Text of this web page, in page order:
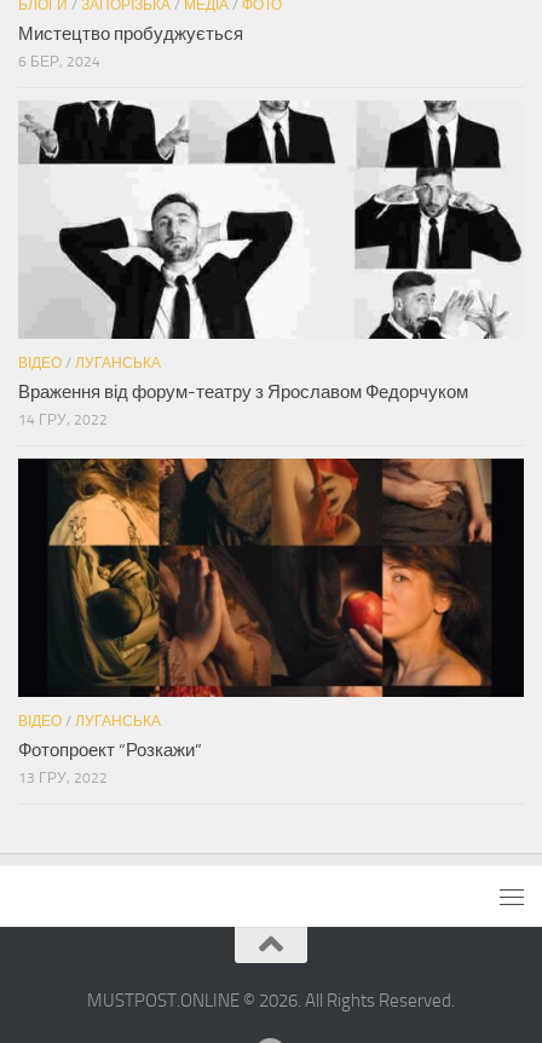
БЛОГИ / ЗАПОРІЗЬКА / МЕДІА / ФОТО
Мистецтво пробуджується
6 БЕР, 2024
ВІДЕО / ЛУГАНСЬКА
Враження від форум-театру з Ярославом Федорчуком
14 ГРУ, 2022
ВІДЕО / ЛУГАНСЬКА
Фотопроект “Розкажи”
13 ГРУ, 2022
MUSTPOST.ONLINE © 2026. All Rights Reserved.